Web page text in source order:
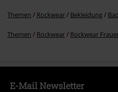
Themen Rockwear Bekleidung
Themen Rockwear Rockwear
E-Mail Newsletter